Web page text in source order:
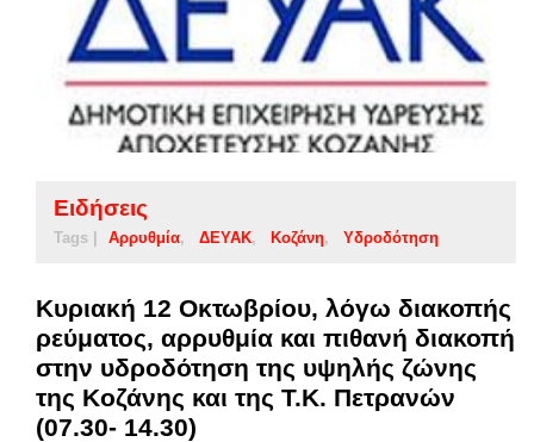
Ειδήσεις
Tags | Αρρυθμία ΔΕΥΑΚ Κοζάνη Υδροδότηση
Κυριακή 12 Οκτωβρίου, λόγω διακοπής
ρεύματος, αρρυθμία και πιθανή διακοπή
στην υδροδότηση της υψηλής ζώνης
της Κοζάνης και της Τ.Κ. Πετρανών
(07.30- 14.30)